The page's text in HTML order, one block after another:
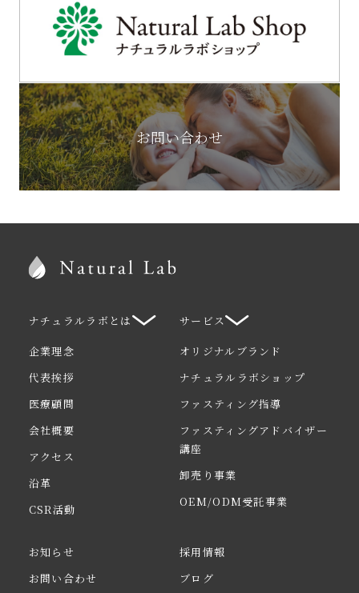
お問い合わせ
ナチュラルラボとは
企業理念
代表挨拶
医療顧問
会社概要
アクセス
沿革
CSR活動
サービス
オリジナルブランド
ナチュラルラボショップ
ファスティング指導
ファスティングアドバイザー
講座
卸売り事業
OEM/ODM受託事業
お知らせ
採用情報
お問い合わせ
ブログ